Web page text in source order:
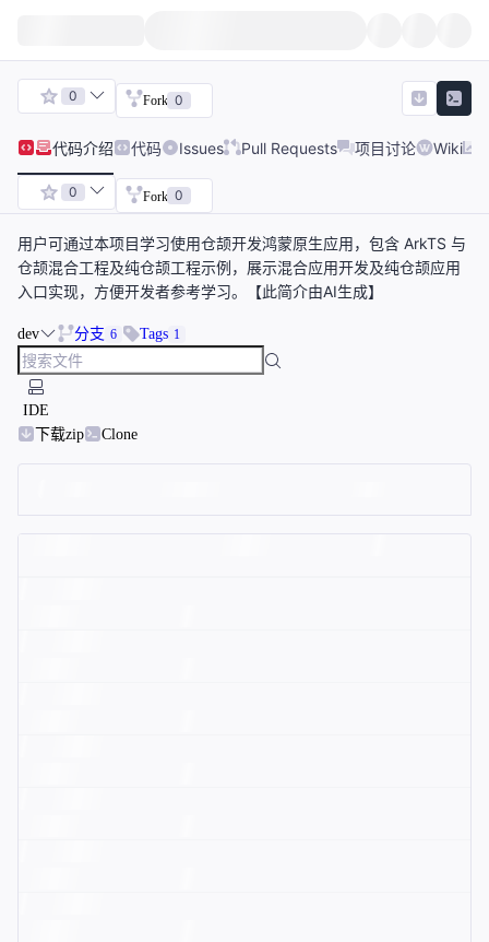
0 Fork 0
代码介绍 代码 Issues Pull Requests 项目讨论 Wiki
0 Fork 0
用户可通过本项目学习使用仓颉开发鸿蒙原生应用，包含 ArkTS 与
仓颉混合工程及纯仓颉工程示例，展示混合应用开发及纯仓颉应用
入口实现，方便开发者参考学习。【此简介由AI生成】
dev 分支 6 Tags 1
IDE
下载zip
Clone